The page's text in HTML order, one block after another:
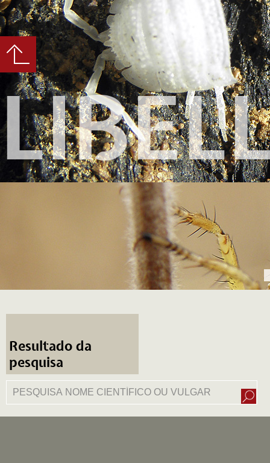
Resultado da
pesquisa